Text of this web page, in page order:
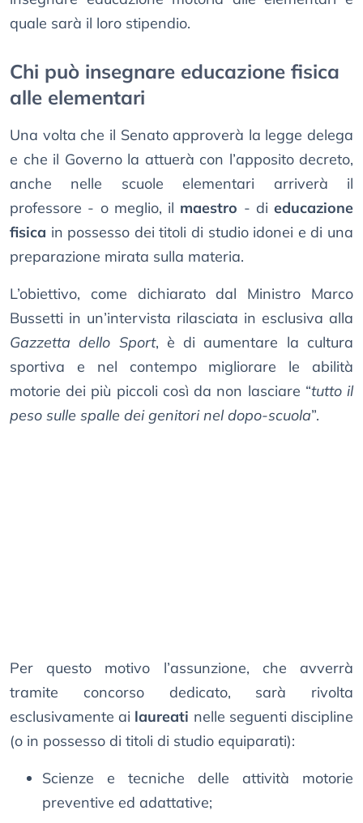
quale sarà il loro stipendio.
Chi può insegnare educazione fisica
alle elementari
Una volta che il Senato approverà la legge delega
e che il Governo la attuerà con l’apposito decreto,
anche nelle scuole elementari arriverà il
professore - o meglio, il maestro - di educazione
fisica in possesso dei titoli di studio idonei e di una
preparazione mirata sulla materia.
L’obiettivo, come dichiarato dal Ministro Marco
Bussetti in un’intervista rilasciata in esclusiva alla
Gazzetta dello Sport, è di aumentare la cultura
sportiva e nel contempo migliorare le abilità
motorie dei più piccoli così da non lasciare “tutto il
peso sulle spalle dei genitori nel dopo-scuola”.
Per questo motivo l’assunzione, che avverrà
tramite concorso dedicato, sarà rivolta
esclusivamente ai laureati nelle seguenti discipline
(o in possesso di titoli di studio equiparati):
Scienze e tecniche delle attività motorie
preventive ed adattative;